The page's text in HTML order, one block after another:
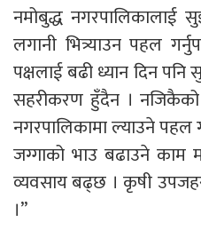
नमोबुद्ध नगरपालिकालाई
लगानी भित्र्याउन पहल
पक्षलाई बढी ध्यान दिन पनि
सहरीकरण हुँदैन । नजिकैको
नगरपालिकामा ल्याउने
जग्गाको भाउ बढाउने काम
व्यवसाय बढ्छ । कृषी
।”